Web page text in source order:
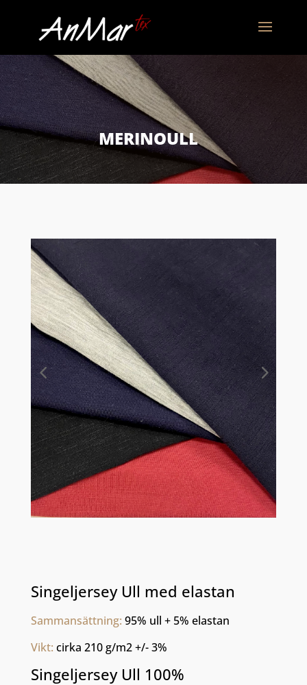
MERINOULL
Singeljersey Ull med elastan
Sammansättning: 95% ull + 5% elastan
Vikt: cirka 210 g/m2 +/- 3%
Singeljersey Ull 100%